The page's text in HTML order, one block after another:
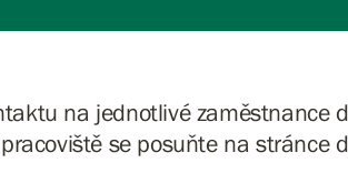
na jednotlivé zaměstnance
se posuňte na stránce